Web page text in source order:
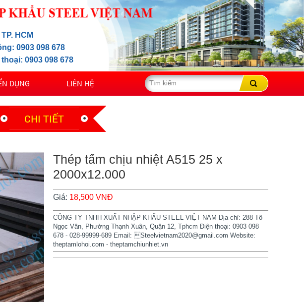
HCM
0903 098 678
0903 098 678
DỤNG LIÊN HỆ
CHI TIẾT
Thép tấm chịu nhiệt A515 25 x
2000x12.000
Giá: 18,500 VNĐ
CÔNG TY TNHH XUẤT NHẬP KHẨU STEEL VIỆT NAM Địa chỉ: 288 Tô
Ngọc Vân, Phường Thạnh Xuân, Quận 12, Tphcm Điện thoại: 0903 098
678 - 028-99999-689 Email: Steelvietnam2020@gmail.com Website:
theptamlohoi.com - theptamchiunhiet.vn